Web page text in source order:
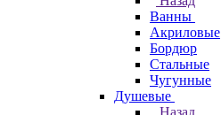
Ванны
Акриловые
Бордюр
Стальные
Чугунные
Душевые
Назад